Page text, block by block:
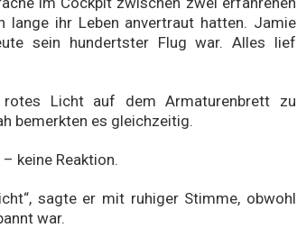
lange ihr Leben anvertraut hatten. Jamie
sein hundertster Flug war. Alles lief
rotes Licht auf dem Armaturenbrett zu
bemerkten es gleichzeitig.
keine Reaktion.
sagte er mit ruhiger Stimme, obwohl
war.